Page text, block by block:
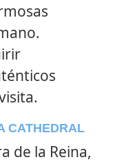
CATHEDRAL
de la Reina,